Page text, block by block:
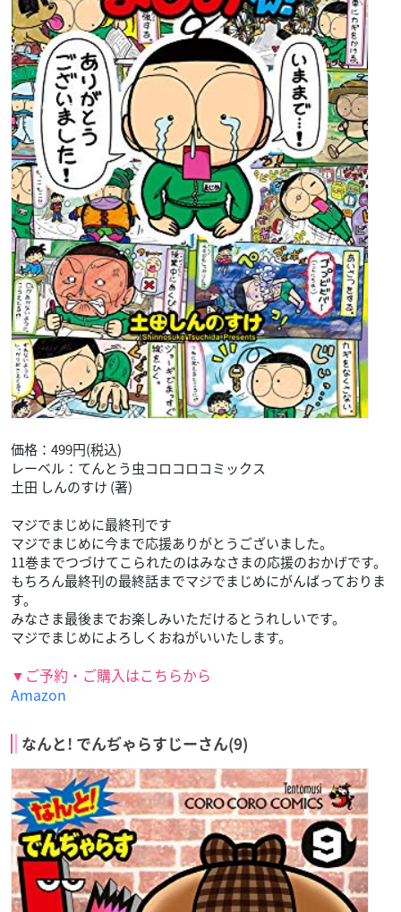
価格：499円(税込)
レーベル：てんとう虫コロコロコミックス
土田 しんのすけ (著)
マジでまじめに最終刊です
マジでまじめに今まで応援ありがとうございました。
11巻までつづけてこられたのはみなさまの応援のおかげです。
もちろん最終刊の最終話までマジでまじめにがんばっておりま
す。
みなさま最後までお楽しみいただけるとうれしいです。
マジでまじめによろしくおねがいいたします。
▼ご予約・ご購入はこちらから
Amazon
なんと! でんぢゃらすじーさん(9)